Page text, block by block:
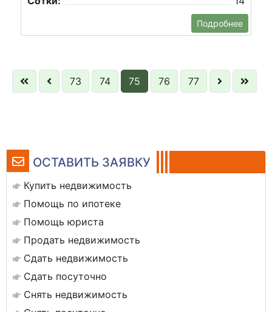
ОСТАВИТЬ ЗАЯВКУ
Купить недвижимость
Помощь по ипотеке
Помощь юриста
Продать недвижимость
Сдать недвижимость
Сдать посуточно
Снять недвижимость
Подробнее
73 74 75 76 77